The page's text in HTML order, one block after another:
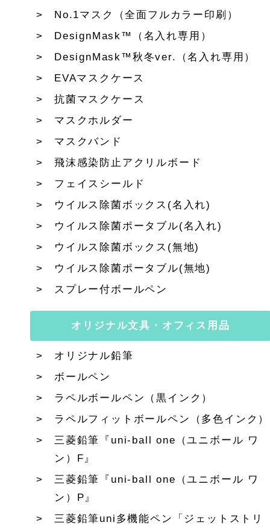
No.1マスク（全面フルカラー印刷）
DesignMask™（名入れ専用）
DesignMask™秋冬ver.（名入れ専用）
EVAマスクケース
抗菌マスクケース
マスクホルダー
マスクバンド
飛沫感染防止アクリルボード
フェイスシールド
ウイルス除菌ボックス(名入れ)
ウイルス除菌ポータブル(名入れ)
ウイルス除菌ボックス(無地)
ウイルス除菌ポータブル(無地)
スプレー付ボールペン
オリジナル文具・オフィス用品
オリジナル鉛筆
ボールペン
ラペルボールペン（黒インク）
ラペルフィットボールペン（多色インク）
三菱鉛筆『uni-ball one（ユニボール ワ
ン）F』
三菱鉛筆『uni-ball one（ユニボール ワ
ン）P』
三菱鉛筆uni多機能ペン「ジェットストリ